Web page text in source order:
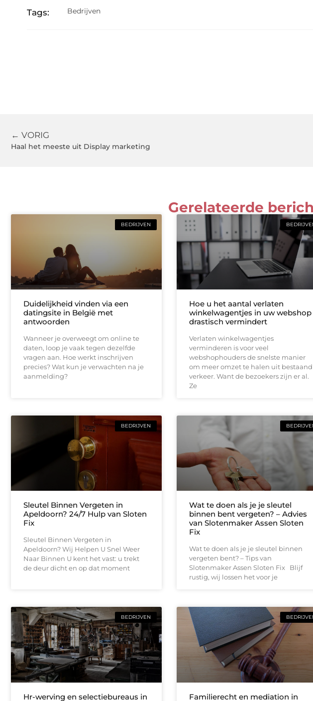
Tags: Bedrijven
← VORIG
Haal het meeste uit Display marketing
Gerelateerde
BEDRIJVEN
Duidelijkheid vinden via een
datingsite in België met
antwoorden
Wanneer je overweegt om online te
daten, loop je vaak tegen dezelfde
vragen aan. Hoe werkt inschrijven
precies? Wat kun je verwachten na je
aanmelding?
Hoe u het aantal verlaten
winkelwagentjes in uw webshop
drastisch vermindert
Verlaten winkelwagentjes
verminderen is voor veel
webshophouders de snelste manier
om meer omzet te halen uit bestaand
verkeer. Want de bezoekers zijn er al.
Ze
BEDRIJVEN
Sleutel Binnen Vergeten in
Apeldoorn? 24/7 Hulp van Sloten
Fix
Sleutel Binnen Vergeten in
Apeldoorn? Wij Helpen U Snel Weer
Naar Binnen U kent het vast: u trekt
de deur dicht en op dat moment
Wat te doen als je je sleutel
binnen bent vergeten? – Advies
van Slotenmaker Assen Sloten
Fix
Wat te doen als je je sleutel binnen
vergeten bent? – Tips van
Slotenmaker Assen Sloten Fix Blijf
rustig, wij lossen het voor je
BEDRIJVEN
Hr-werving en selectiebureaus in
Familierecht en mediation in